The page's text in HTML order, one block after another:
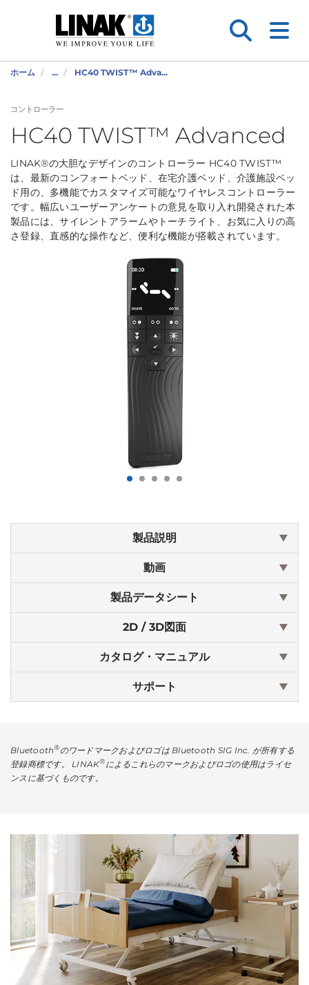
ホーム ... HC40 TWIST™ Adva...
コントローラー
HC40 TWIST™ Advanced
LINAK®の大胆なデザインのコントローラー HC40 TWIST™
は、最新のコンフォートベッド、在宅介護ベッド、介護施設ベッ
ド用の、多機能でカスタマイズ可能なワイヤレスコントローラー
です。幅広いユーザーアンケートの意見を取り入れ開発された本
製品には、サイレントアラームやトーチライト、お気に入りの高
さ登録、直感的な操作など、便利な機能が搭載されています。
製品説明
動画
製品データシート
2D / 3D図面
カタログ・マニュアル
サポート
Bluetooth®のワードマークおよびロゴは Bluetooth SIG Inc. が所有する
登録商標です。 LINAK®によるこれらのマークおよびロゴの使用はライセ
ンスに基づくものです。